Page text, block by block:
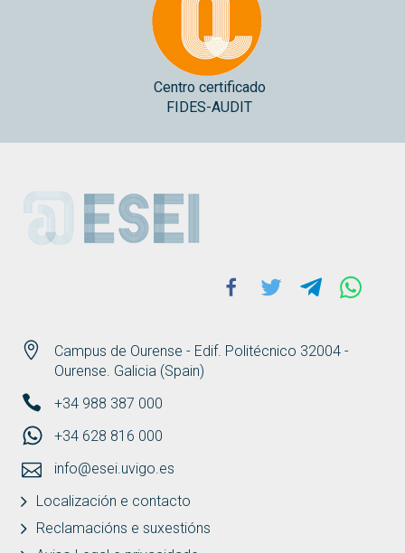
Centro certificado
FIDES-AUDIT
ESEI
Campus de Ourense - Edif. Politécnico 32004 -
Ourense. Galicia (Spain)
+34 988 387 000
+34 628 816 000
info@esei.uvigo.es
Localización e contacto
Reclamacións e suxestións
Facebook
Twitter Telegram